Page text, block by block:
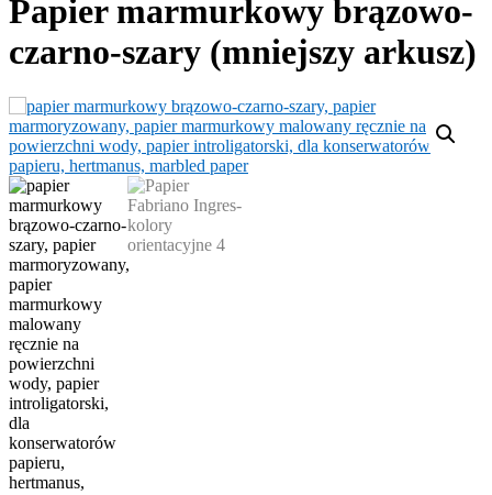
Papier marmurkowy brązowo-
czarno-szary (mniejszy arkusz)